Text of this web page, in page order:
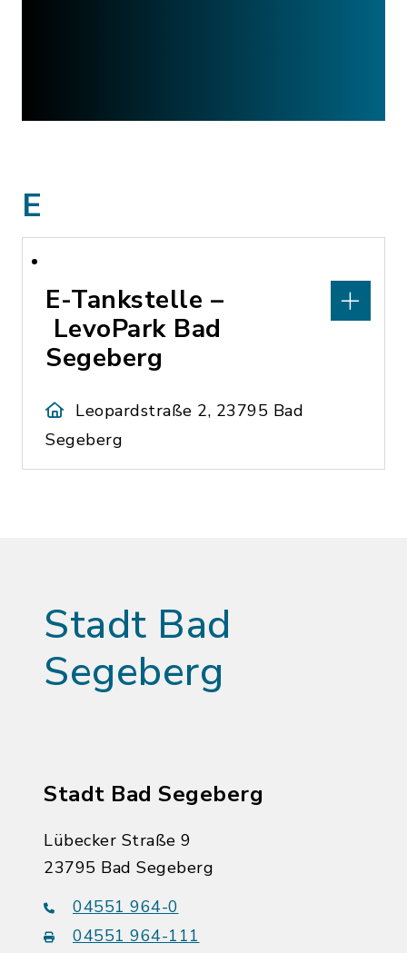
E
E-Tankstelle –
LevoPark Bad
Segeberg
Leopardstraße 2, 23795 Bad
Segeberg
Stadt Bad
Segeberg
Stadt Bad Segeberg
Lübecker Straße 9
23795 Bad Segeberg
04551 964-0
04551 964-111